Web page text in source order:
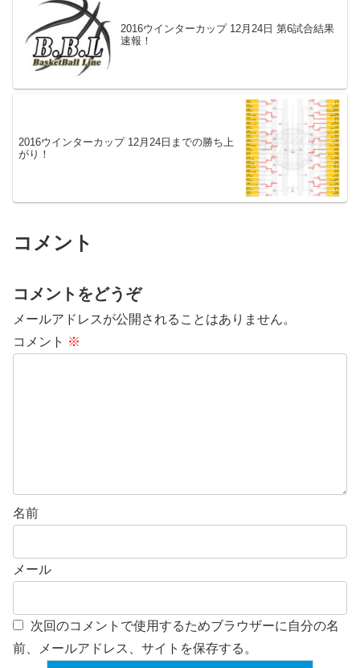
2016ウインターカップ 12月24日 第6試合結果
速報！
2016ウインターカップ 12月24日までの勝ち上
がり！
コメント
コメントをどうぞ
メールアドレスが公開されることはありません。
コメント ※
名前
メール
次回のコメントで使用するためブラウザーに自分の名
前、メールアドレス、サイトを保存する。